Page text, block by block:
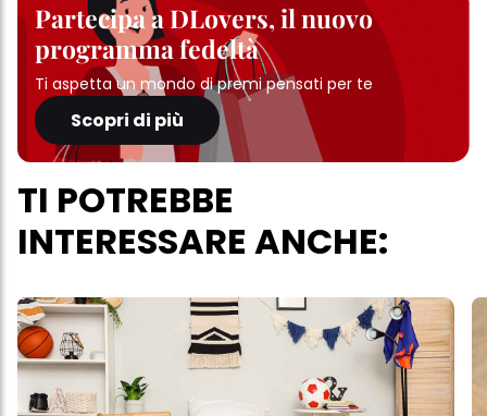
Partecipa a DLovers, il nuovo
programma fedeltà
Ti aspetta un mondo di premi pensati per te
Scopri di più
TI POTREBBE
INTERESSARE ANCHE: